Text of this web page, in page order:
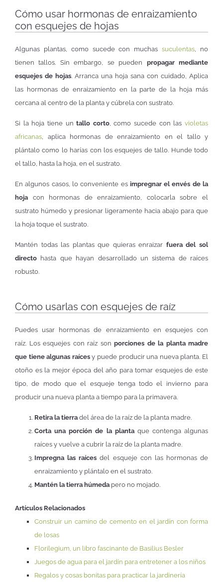
Cómo usar hormonas de enraizamiento
con esquejes de hojas
Algunas plantas, como sucede con muchassuculentas , no
tienen tallos. Sin embargo, se pueden propagar mediante
esquejes de hojas. Arranca una hoja sana con cuidado, Aplica
las hormonas de enraizamiento en la parte de la hoja más
cercana al centro de la planta y cúbrela con sustrato.
Si la hoja tiene untallo corto, como sucede con lasvioletas
africanas , aplica hormonas de enraizamiento en el tallo y
plántalo como lo harías con los esquejes de tallo. Hunde todo
el tallo, hasta la hoja, en el sustrato.
En algunos casos, lo conveniente es impregnar el envés de la
hoja con hormonas de enraizamiento, colocarla sobre el
sustrato húmedo y presionar ligeramente hacia abajo para que
la hoja toque el sustrato.
Mantén todas las plantas que quieras enraizar fuera del sol
directo hasta que hayan desarrollado un sistema de raíces
robusto.
Cómo usarlas con esquejes de raíz
Puedes usar hormonas de enraizamiento en esquejes con
raíz. Los esquejes con raíz son porciones de la planta madre
que tiene algunas raícesy puede producir una nueva planta. El
otoño es la mejor época del año para tomar esquejes de este
tipo, de modo que el esqueje tenga todo el invierno para
producir una nueva planta a tiempo para la primavera.
Retira la tierra del área de la raíz de la planta madre.
Corta una porción de la plantaque contenga algunas
raíces y vuelve a cubrir la raíz de la planta madre.
Impregna las raíces del esqueje con las hormonas de
enraizamiento y plántalo en el sustrato.
Mantén la tierra húmeda pero no mojado.
Artículos Relacionados
Construir un camino de cemento en el jardín con forma
de losas
Florilegium, un libro fascinante de Basilius Besler
Juegos de agua para el jardín para entretener a los niños
Regalos y cosas bonitas para practicar la jardinería